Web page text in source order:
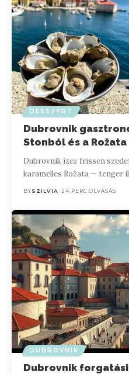
DESSZERT
Dubrovnik
Stonból és a
Dubrovnik ízei: frissen
karamelles Rožata — tenger
BYSZILVIA 24 PERC OLVASÁS
DUBROVNIK
Dubrovnik